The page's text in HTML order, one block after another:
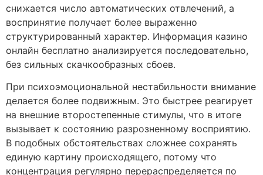
снижается число автоматических отвлечений, а
воспринятие получает более выраженно
структурированный характер. Информация казино
онлайн бесплатно анализируется последовательно,
без сильных скачкообразных сбоев.
При психоэмоциональной нестабильности внимание
делается более подвижным. Это быстрее реагирует
на внешние второстепенные стимулы, что в итоге
вызывает к состоянию разрозненному восприятию.
В подобных обстоятельствах сложнее сохранять
единую картину происходящего, потому что
концентрация регулярно перераспределяется по